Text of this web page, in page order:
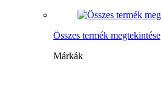
Összes termék megtekintése
Márkák